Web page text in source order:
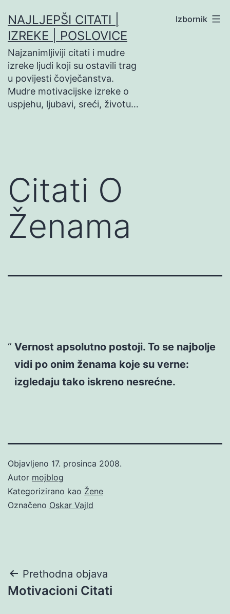
na
sadržaj
NAJLJEPŠI CITATI |
IZREKE | POSLOVICE
Najzanimljiviji citati i mudre
izreke ljudi koji su ostavili trag
u povijesti čovječanstva.
Mudre motivacijske izreke o
uspjehu, ljubavi, sreći, životu…
Izbornik
Citati O
Ženama
Vernost apsolutno postoji. To se najbolje
vidi po onim ženama koje su verne:
izgledaju tako iskreno nesrećne.
Objavljeno 17. prosinca 2008.
Autor mojblog
Kategorizirano kao Žene
Označeno Oskar Vajld
Navigacija
objava
Prethodna objava
Motivacioni Citati